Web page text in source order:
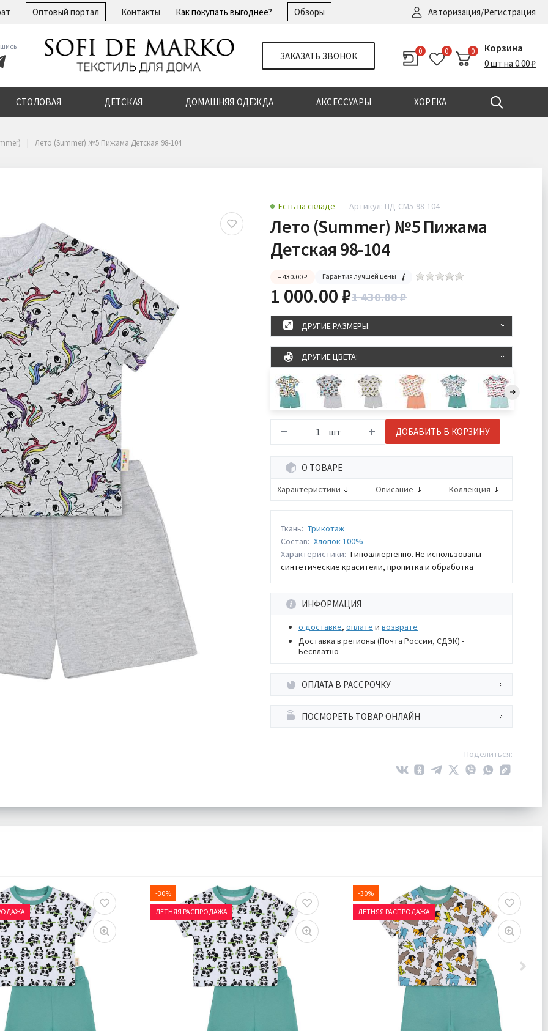
Оптовый портал Контакты Как покупать выгоднее? Обзоры Авторизация/Регистрация
ЗАКАЗАТЬ ЗВОНОК 0 0 0 Корзина
0 шт на 0.00 ₽
СТОЛОВАЯ ДЕТСКАЯ ДОМАШНЯЯ ОДЕЖДА АКСЕССУАРЫ ХОРЕКА
Регистрация
Лето (Summer) №5 Пижама Детская 98-104
Есть на складе Артикул: ПД-СМ5-98-104
Лето (Summer) №5 Пижама
Детская 98-104
– 430.00 ₽ Гарантия лучшей цены
1 000.00 ₽1 430.00 ₽
ДРУГИЕ РАЗМЕРЫ:
ДРУГИЕ ЦВЕТА:
шт ДОБАВИТЬ В КОРЗИНУ
О ТОВАРЕ
Характеристики Описание Коллекция
Ткань: Трикотаж
Состав: Хлопок 100%
Характеристики: Гипоаллергенно. Не использованы
синтетические красители, пропитка и обработка
ИНФОРМАЦИЯ
о доставке, оплате и возврате
Доставка в регионы (Почта России, СДЭК) -
Бесплатно
ОПЛАТА В РАССРОЧКУ
ПОСМОРЕТЬ ТОВАР ОНЛАЙН
Поделиться:
-30%
ЛЕТНЯЯ РАСПРОДАЖА
-30%
ЛЕТНЯЯ РАСПРОДАЖА